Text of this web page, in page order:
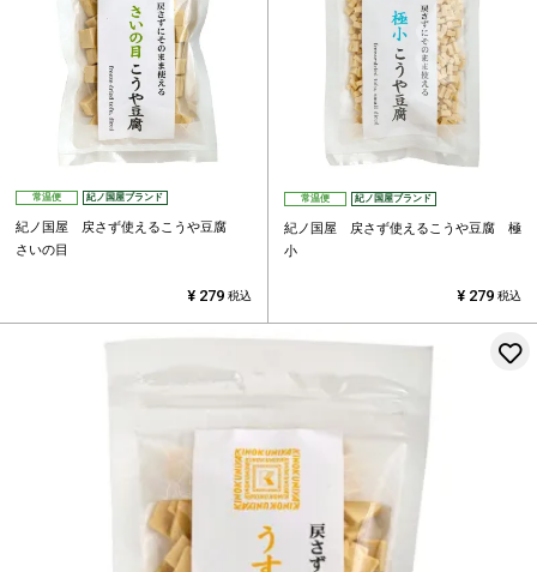
常温便 紀ノ国屋ブランド
紀ノ国屋 戻さず使えるこうや豆腐
さいの目
¥ 279 税込
常温便 紀ノ国屋ブランド
紀ノ国屋 戻さず使えるこうや豆腐 極
小
¥ 279 税込